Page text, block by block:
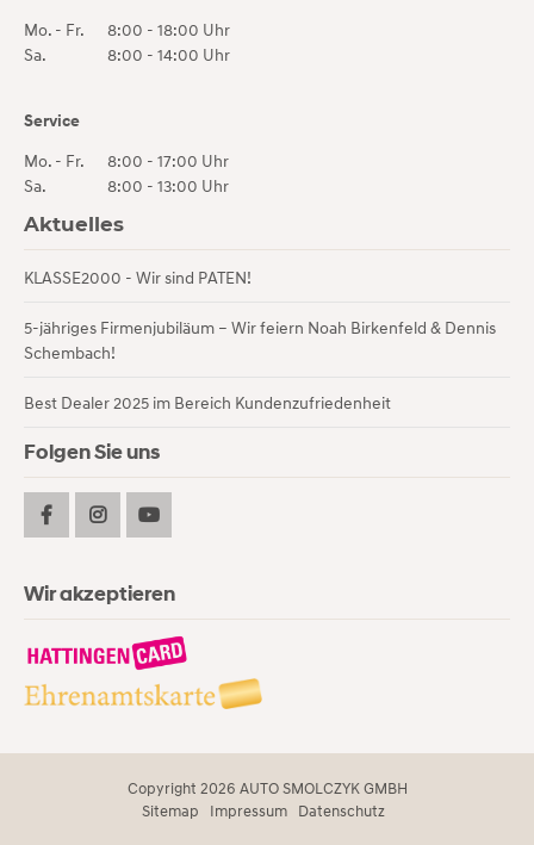
Mo. - Fr.
8:00 - 18:00 Uhr
Sa.
8:00 - 14:00 Uhr
Service
Mo. - Fr.
8:00 - 17:00 Uhr
Sa.
8:00 - 13:00 Uhr
Aktuelles
KLASSE2000 - Wir sind PATEN!
5-jähriges Firmenjubiläum – Wir feiern Noah Birkenfeld & Dennis
Schembach!
Best Dealer 2025 im Bereich Kundenzufriedenheit
Folgen Sie uns
Wir akzeptieren
Copyright 2026 AUTO SMOLCZYK GMBH
Navigation
Sitemap Impressum Datenschutz